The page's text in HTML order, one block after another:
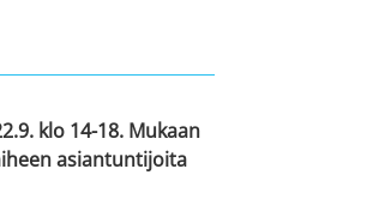
klo 14-18. Mukaan
asiantuntijoita